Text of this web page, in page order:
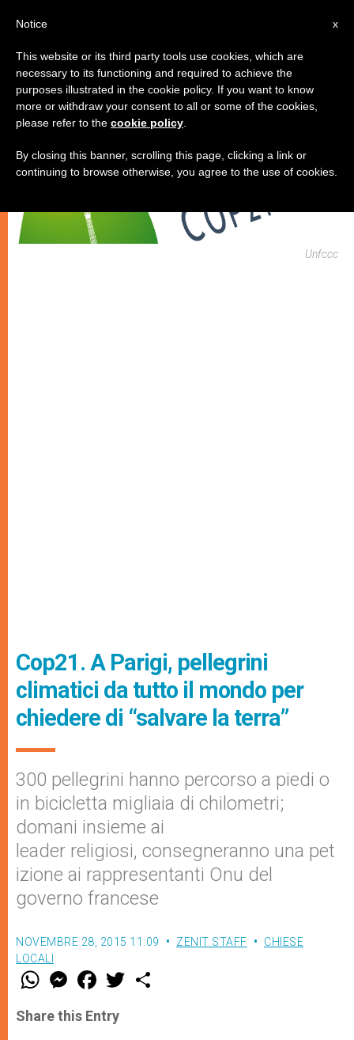
CHIESE LOCALI
Unfccc
Cop21. A Parigi, pellegrini
climatici da tutto il mondo per
chiedere di “salvare la terra”
300 pellegrini hanno percorso a piedi o
in bicicletta migliaia di chilometri;
domani insieme ai
leader religiosi, consegneranno una pet
izione ai rappresentanti Onu del
governo francese
NOVEMBRE 28, 2015 11:09 ZENIT STAFF
CHIESE
LOCALI
W
t
s
M
e
s
e
F
a
e
b
w
Share this Entry
x
Notice
This website or its third party tools use cookies, which are
necessary to its functioning and required to achieve the
purposes illustrated in the cookie policy. If you want to know
more or withdraw your consent to all or some of the cookies,
please refer to the cookie policy
By closing this banner, scrolling this page, clicking a link or
continuing to browse otherwise, you agree to the use of cookies.